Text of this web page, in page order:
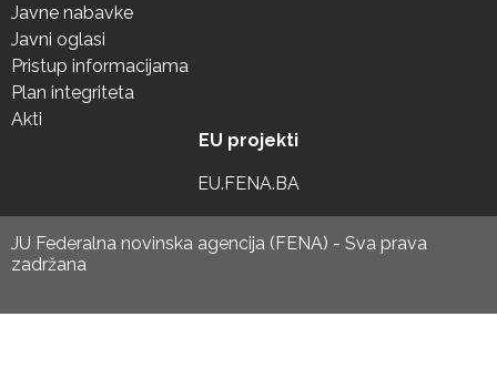
Javne nabavke
Javni oglasi
Pristup informacijama
Plan integriteta
Akti
EU projekti
EU.FENA.BA
JU Federalna novinska agencija (FENA) - Sva prava
zadržana